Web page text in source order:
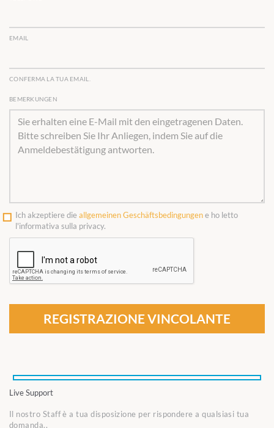
EMAIL
CONFERMA LA TUA EMAIL.
BEMERKUNGEN
Ich akzeptiere die allgemeinen Geschäftsbedingungene ho letto
l'informativa sulla privacy.
REGISTRAZIONE VINCOLANTE
Live Support
Il nostro Staff è a tua disposizione per rispondere a qualsiasi tua
domanda.,